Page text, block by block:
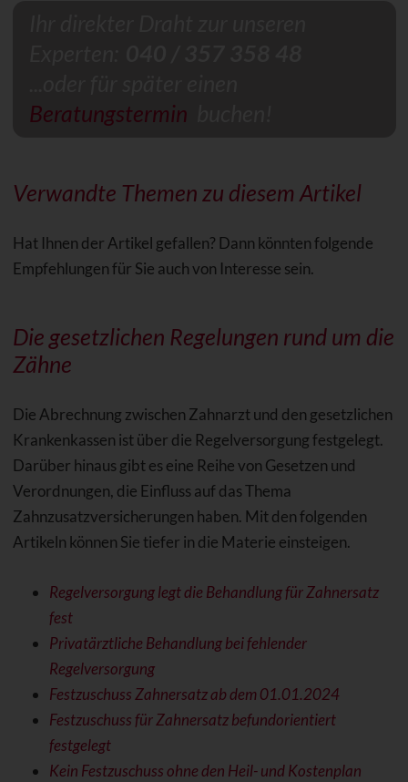
Beratungstermin
Verwandte Themen zu diesem Artikel
Hat Ihnen der Artikel gefallen? Dann könnten folgende
Empfehlungen für Sie auch von Interesse sein.
Die gesetzlichen Regelungen rund um die
Zähne
Die Abrechnung zwischen Zahnarzt und den gesetzlichen
Krankenkassen ist über die Regelversorgung festgelegt.
Darüber hinaus gibt es eine Reihe von Gesetzen und
Verordnungen, die Einfluss auf das Thema
Zahnzusatzversicherungen haben. Mit den folgenden
Artikeln können Sie tiefer in die Materie einsteigen.
Regelversorgung legt die Behandlung für Zahnersatz
fest
Privatärztliche Behandlung bei fehlender
Regelversorgung
Festzuschuss Zahnersatz ab dem 01.01.2024
Festzuschuss für Zahnersatz befundorientiert
festgelegt
Kein Festzuschuss ohne den Heil- und Kostenplan